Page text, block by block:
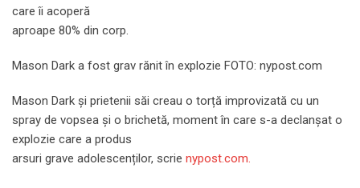
care îi acoperă
aproape 80% din corp.
Mason Dark a fost grav rănit în explozie FOTO: nypost.com
Mason Dark și prietenii săi creau o torță improvizată cu un
spray de vopsea și o brichetă, moment în care s-a declanșat o
explozie care a produs
arsuri grave adolescenților, scrie nypost.com.